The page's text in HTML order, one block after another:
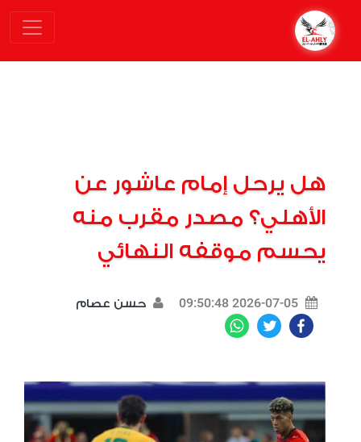
هل يرحل إمام عاشور عن
الأهلي؟ مصدر مقرب منه
يحسم موقفه النهائي
2026-07-05 09:50:48 حسن عصام
Facebook
Twitter